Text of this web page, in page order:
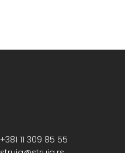
+381 11 309 85 55